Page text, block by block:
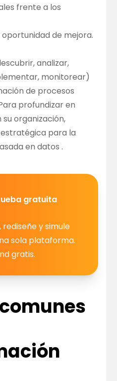
frente a los
de mejora.
analizar,
monitorear)
de procesos
profundizar en
organización,
para la
en datos .
gratuita
y simule
sola plataforma.
gratis.